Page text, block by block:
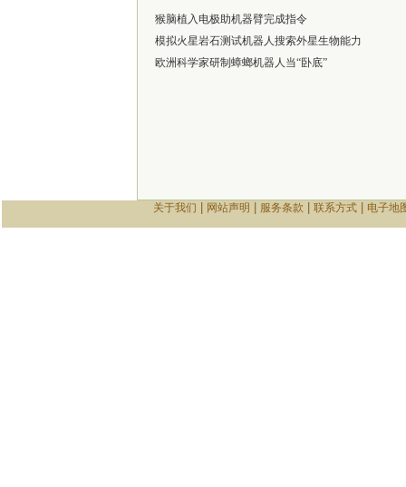
猴脑植入电极助机器臂完成指令
模拟火星岩石测试机器人搜索外星生物能力
欧洲科学家研制蟑螂机器人当“卧底”
关于我们 网站声明 服务条款 联系方式| 电子地